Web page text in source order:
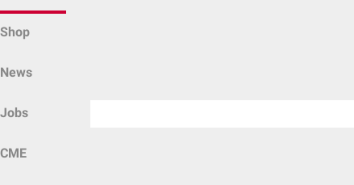
Shop
News
Jobs
CME